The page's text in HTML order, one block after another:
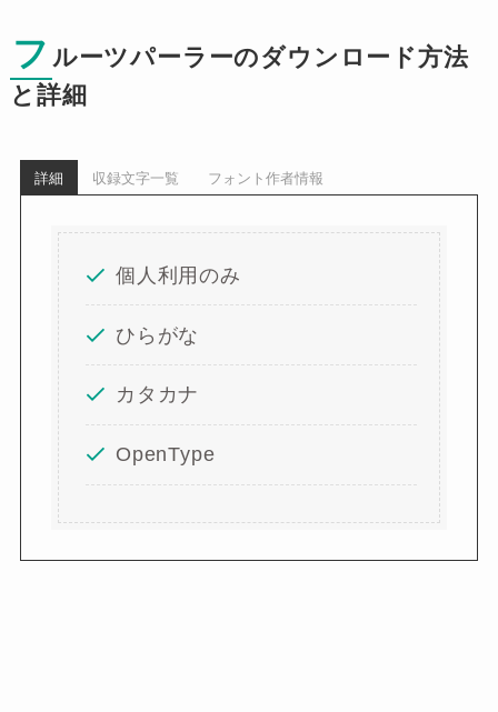
フ ルーツパーラーのダウンロード方法
と詳細
詳細 収録文字一覧 フォント作者情報
個人利用のみ
ひらがな
カタカナ
OpenType